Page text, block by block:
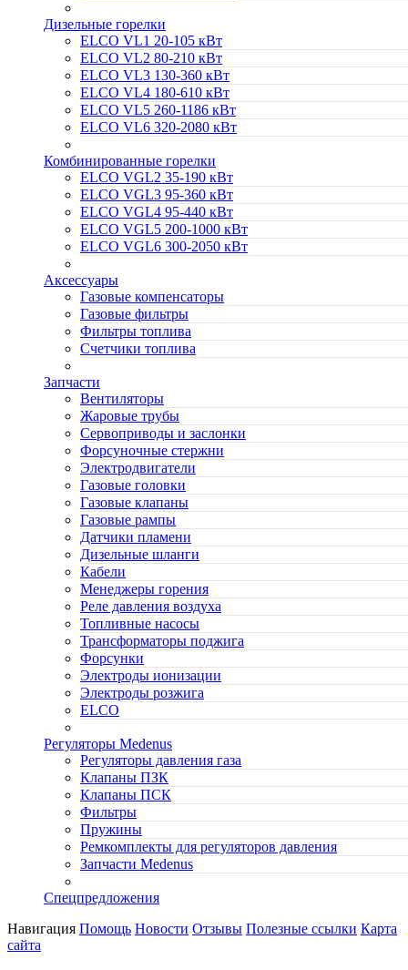
Дизельные горелки
ELCO VL1 20-105 кВт
ELCO VL2 80-210 кВт
ELCO VL3 130-360 кВт
ELCO VL4 180-610 кВт
ELCO VL5 260-1186 кВт
ELCO VL6 320-2080 кВт
Комбинированные горелки
ELCO VGL2 35-190 кВт
ELCO VGL3 95-360 кВт
ELCO VGL4 95-440 кВт
ELCO VGL5 200-1000 кВт
ELCO VGL6 300-2050 кВт
Аксессуары
Газовые компенсаторы
Газовые фильтры
Фильтры топлива
Счетчики топлива
Запчасти
Вентиляторы
Жаровые трубы
Сервоприводы и заслонки
Форсуночные стержни
Электродвигатели
Газовые головки
Газовые клапаны
Газовые рампы
Датчики пламени
Дизельные шланги
Кабели
Менеджеры горения
Реле давления воздуха
Топливные насосы
Трансформаторы поджига
Форсунки
Электроды ионизации
Электроды розжига
ELCO
Регуляторы Medenus
Регуляторы давления газа
Клапаны ПЗК
Клапаны ПСК
Фильтры
Пружины
Ремкомплекты для регуляторов давления
Запчасти Medenus
Спецпредложения
Навигация Помощь Новости Отзывы Полезные ссылки Карта
сайта